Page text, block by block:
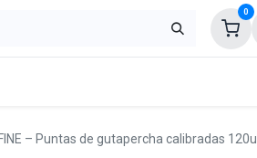
0
– Puntas de gutapercha calibradas 120u.